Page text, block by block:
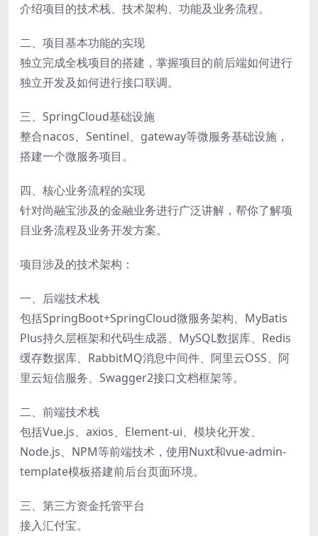
介绍项目的技术栈、技术架构、功能及业务流程。
二、项目基本功能的实现
独立完成全栈项目的搭建，掌握项目的前后端如何进行
独立开发及如何进行接口联调。
三、SpringCloud基础设施
整合nacos、Sentinel、gateway等微服务基础设施，
搭建一个微服务项目。
四、核心业务流程的实现
针对尚融宝涉及的金融业务进行广泛讲解，帮你了解项
目业务流程及业务开发方案。
项目涉及的技术架构：
一、后端技术栈
包括SpringBoot+SpringCloud微服务架构、MyBatis
Plus持久层框架和代码生成器、MySQL数据库、Redis
缓存数据库、RabbitMQ消息中间件、阿里云OSS、阿
里云短信服务、Swagger2接口文档框架等。
二、前端技术栈
包括Vue.js、axios、Element-ui、模块化开发、
Node.js、NPM等前端技术，使用Nuxt和vue-admin-
template模板搭建前后台页面环境。
三、第三方资金托管平台
接入汇付宝。